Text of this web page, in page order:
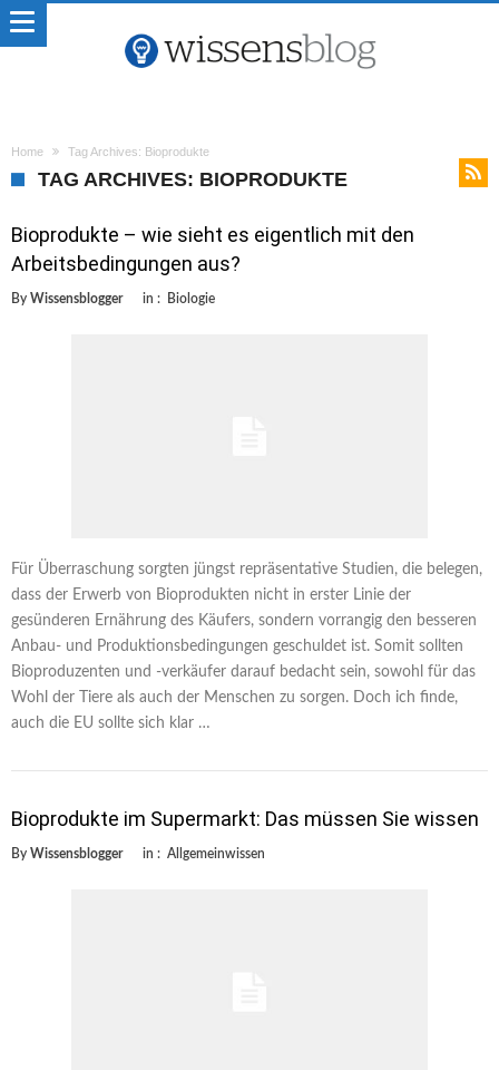
Home Tag Archives: Bioprodukte
TAG ARCHIVES: BIOPRODUKTE
Bioprodukte – wie sieht es eigentlich mit den
Arbeitsbedingungen aus?
By Wissensblogger in : Biologie
Für Überraschung sorgten jüngst repräsentative Studien, die belegen,
dass der Erwerb von Bioprodukten nicht in erster Linie der
gesünderen Ernährung des Käufers, sondern vorrangig den besseren
Anbau- und Produktionsbedingungen geschuldet ist. Somit sollten
Bioproduzenten und -verkäufer darauf bedacht sein, sowohl für das
Wohl der Tiere als auch der Menschen zu sorgen. Doch ich finde,
auch die EU sollte sich klar …
Bioprodukte im Supermarkt: Das müssen Sie wissen
By Wissensblogger in : Allgemeinwissen